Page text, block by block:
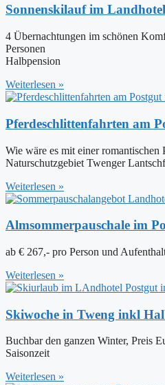
Sonnenskilauf im
4 Übernachtungen im schönen
Personen
Halbpension
Weiterlesen »
Pferdeschlittenfahrten am
Wie wäre es mit einer romantischen
Naturschutzgebiet Twenger
Weiterlesen »
Almsommerpauschale im
ab € 267,- pro Person und
Weiterlesen »
Skiwoche in Tweng inkl
Buchbar den ganzen Winter, Preis
Saisonzeit
Weiterlesen »